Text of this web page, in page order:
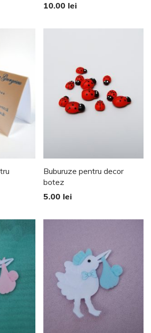
10.00 lei
Buburuze pentru decor
botez
5.00 lei